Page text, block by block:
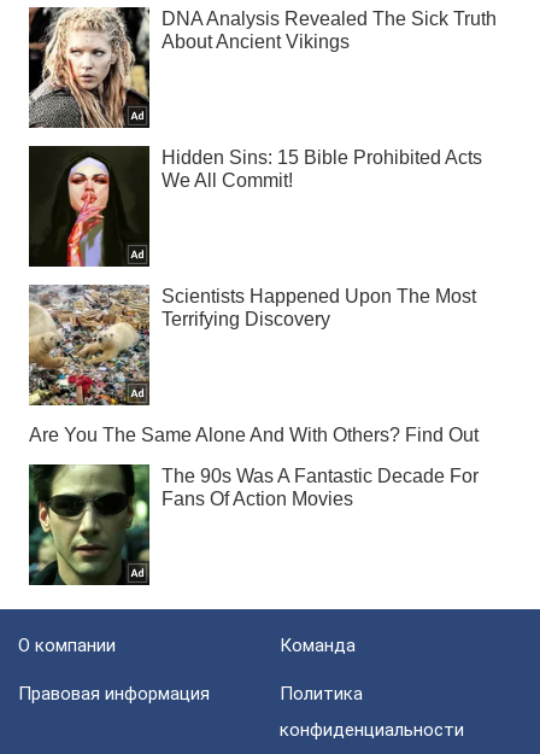
О компании Команда
Правовая информация
Политика
конфиденциальности